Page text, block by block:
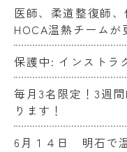
医師、柔道整復師
HOCA温熱チーム
保護中: インストラ
毎月3名限定！3週
ります！
6月１４日 明石で